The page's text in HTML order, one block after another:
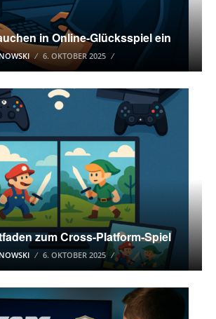
in Online-Glücksspiel ein
6. OKTOBER 2025
zum Cross-Platform-Spiel
6. OKTOBER 2025